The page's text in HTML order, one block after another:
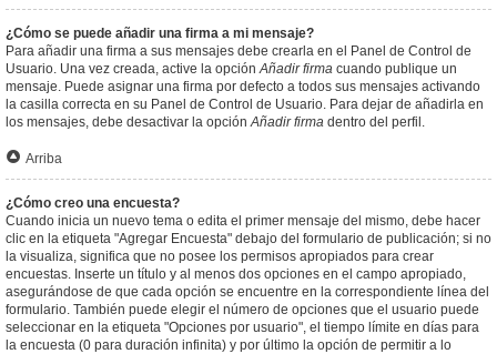
¿Cómo se puede añadir una firma a mi mensaje?
Para añadir una firma a sus mensajes debe crearla en el Panel de Control de
Usuario. Una vez creada, active la opciónAñadir firma cuando publique un
mensaje. Puede asignar una firma por defecto a todos sus mensajes activando
la casilla correcta en su Panel de Control de Usuario. Para dejar de añadirla en
los mensajes, debe desactivar la opciónAñadir firma dentro del perfil.
Arriba
¿Cómo creo una encuesta?
Cuando inicia un nuevo tema o edita el primer mensaje del mismo, debe hacer
clic en la etiqueta "Agregar Encuesta" debajo del formulario de publicación; si no
la visualiza, significa que no posee los permisos apropiados para crear
encuestas. Inserte un título y al menos dos opciones en el campo apropiado,
asegurándose de que cada opción se encuentre en la correspondiente línea del
formulario. También puede elegir el número de opciones que el usuario puede
seleccionar en la etiqueta "Opciones por usuario", el tiempo límite en días para
la encuesta (0 para duración infinita) y por último la opción de permitir a lo